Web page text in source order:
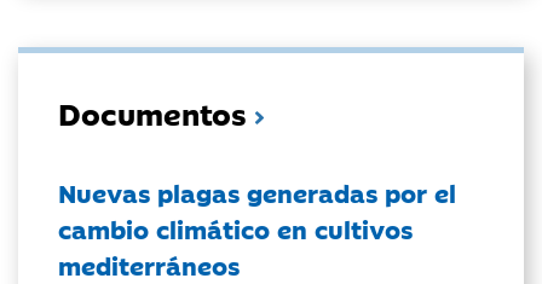
Documentos
Nuevas plagas generadas por el
cambio climático en cultivos
mediterráneos